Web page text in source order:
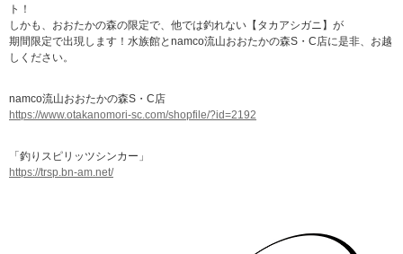
ト！
しかも、おおたかの森の限定で、他では釣れない【タカアシガニ】が
期間限定で出現します！水族館とnamco流山おおたかの森S・C店に是非、お越
しください。
namco流山おおたかの森S・C店
https://www.otakanomori-sc.com/shopfile/?id=2192
「釣りスピリッツシンカー」
https://trsp.bn-am.net/